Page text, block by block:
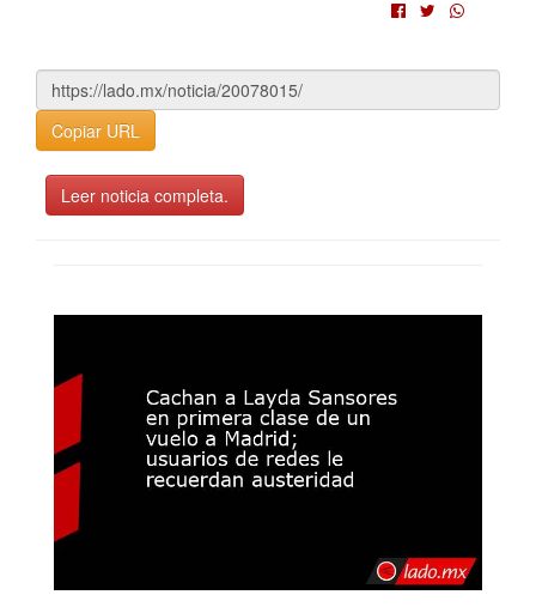
Copiar URL
Leer noticia completa.